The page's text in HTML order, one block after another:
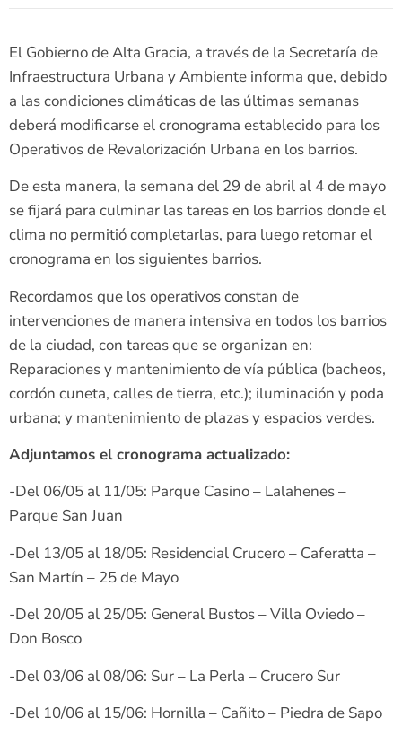
El Gobierno de Alta Gracia, a través de la Secretaría de
Infraestructura Urbana y Ambiente informa que, debido
a las condiciones climáticas de las últimas semanas
deberá modificarse el cronograma establecido para los
Operativos de Revalorización Urbana en los barrios.
De esta manera, la semana del 29 de abril al 4 de mayo
se fijará para culminar las tareas en los barrios donde el
clima no permitió completarlas, para luego retomar el
cronograma en los siguientes barrios.
Recordamos que los operativos constan de
intervenciones de manera intensiva en todos los barrios
de la ciudad, con tareas que se organizan en:
Reparaciones y mantenimiento de vía pública (bacheos,
cordón cuneta, calles de tierra, etc.); iluminación y poda
urbana; y mantenimiento de plazas y espacios verdes.
Adjuntamos el cronograma actualizado:
-Del 06/05 al 11/05: Parque Casino – Lalahenes –
Parque San Juan
-Del 13/05 al 18/05: Residencial Crucero – Caferatta –
San Martín – 25 de Mayo
-Del 20/05 al 25/05: General Bustos – Villa Oviedo –
Don Bosco
-Del 03/06 al 08/06: Sur – La Perla – Crucero Sur
-Del 10/06 al 15/06: Hornilla – Cañito – Piedra de Sapo